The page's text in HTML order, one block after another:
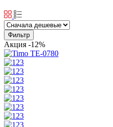
Фильтр
Акция -12%